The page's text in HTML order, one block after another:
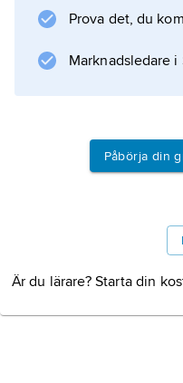
Information
Prova det, du
Marknadsledare i
Påbörja din
Är du lärare? Starta din